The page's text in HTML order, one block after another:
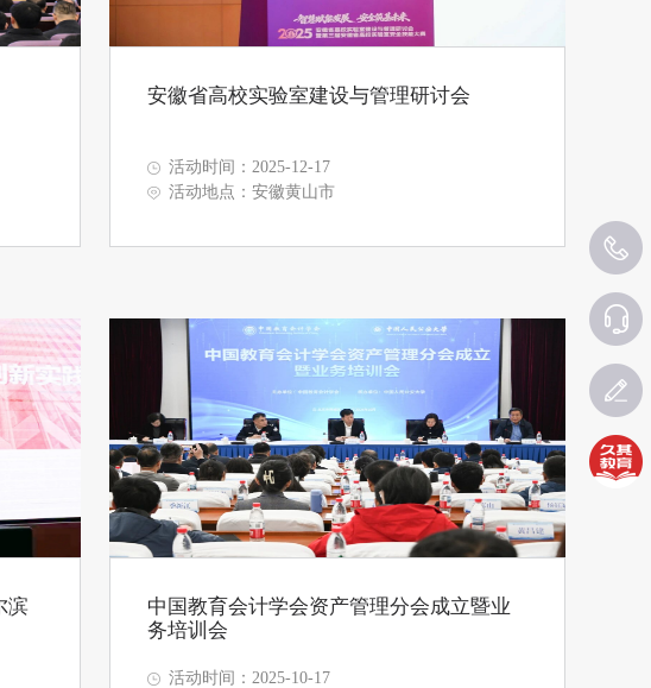
安徽省高校实验室建设与管理研讨会
活动时间：2025-12-17
活动地点：安徽黄山市
滨
中国教育会计学会资产管理分会成立暨业
务培训会
活动时间：2025-10-17